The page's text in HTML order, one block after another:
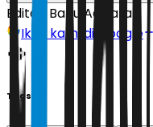
Editor: Banu Adikara
Ikuti kami di Google
Tags